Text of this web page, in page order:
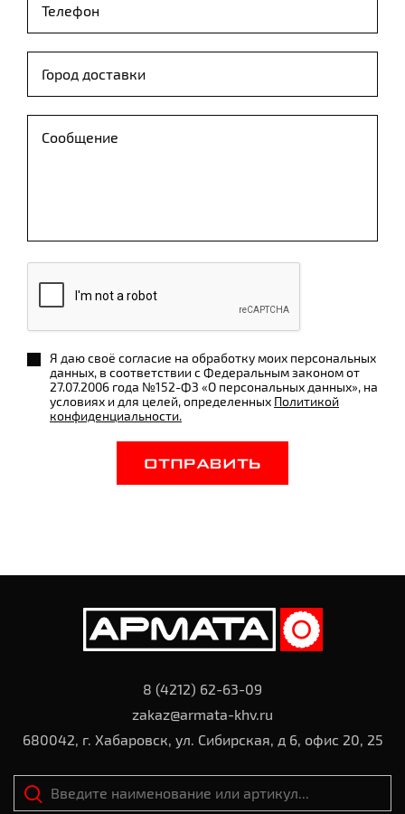
Я даю своё согласие на обработку моих персональных
данных, в соответствии с Федеральным законом от
27.07.2006 года №152-ФЗ «О персональных данных», на
условиях и для целей, определенных Политикой
конфиденциальности.
ОТПРАВИТЬ
8 (4212) 62-63-09
zakaz@armata-khv.ru
680042, г. Хабаровск, ул. Сибирская, д 6, офис 20, 25